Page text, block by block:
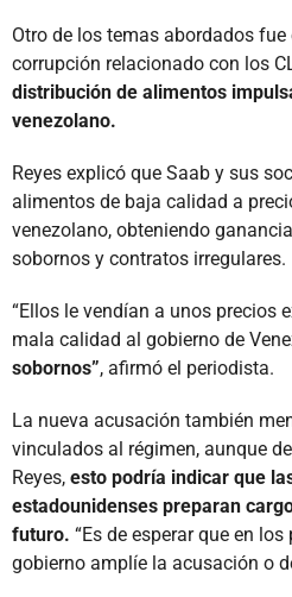
Otro de los temas abordados
corrupción relacionado con los
distribución de alimentos
venezolano.
Reyes explicó que Saab y sus
alimentos de baja calidad a
venezolano, obteniendo
sobornos y contratos irregulares.
“Ellos le vendían a unos precios
mala calidad al gobierno de
sobornos”, afirmó el periodista.
La nueva acusación también
vinculados al régimen, aunque
Reyes, esto podría indicar que
estadounidenses preparan
futuro. “Es de esperar que en
gobierno amplíe la acusación o